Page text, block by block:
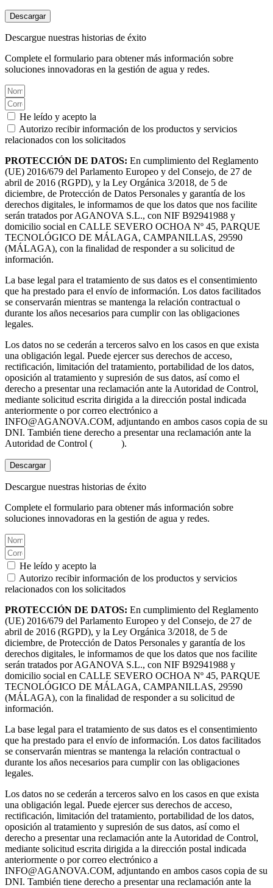
Descargar
Descargue nuestras historias de éxito
Complete el formulario para obtener más información sobre
soluciones innovadoras en la gestión de agua y redes.
He leído y acepto la
Autorizo recibir información de los productos y servicios
relacionados con los solicitados
PROTECCIÓN DE DATOS: En cumplimiento del Reglamento
(UE) 2016/679 del Parlamento Europeo y del Consejo, de 27 de
abril de 2016 (RGPD), y la Ley Orgánica 3/2018, de 5 de
diciembre, de Protección de Datos Personales y garantía de los
derechos digitales, le informamos de que los datos que nos facilite
serán tratados por AGANOVA S.L., con NIF B92941988 y
domicilio social en CALLE SEVERO OCHOA Nº 45, PARQUE
TECNOLÓGICO DE MÁLAGA, CAMPANILLAS, 29590
(MÁLAGA), con la finalidad de responder a su solicitud de
información.
La base legal para el tratamiento de sus datos es el consentimiento
que ha prestado para el envío de información. Los datos facilitados
se conservarán mientras se mantenga la relación contractual o
durante los años necesarios para cumplir con las obligaciones
legales.
Los datos no se cederán a terceros salvo en los casos en que exista
una obligación legal. Puede ejercer sus derechos de acceso,
rectificación, limitación del tratamiento, portabilidad de los datos,
oposición al tratamiento y supresión de sus datos, así como el
derecho a presentar una reclamación ante la Autoridad de Control,
mediante solicitud escrita dirigida a la dirección postal indicada
anteriormente o por correo electrónico a
INFO@AGANOVA.COM, adjuntando en ambos casos copia de su
DNI. También tiene derecho a presentar una reclamación ante la
Autoridad de Control (
).
Descargar
Descargue nuestras historias de éxito
Complete el formulario para obtener más información sobre
soluciones innovadoras en la gestión de agua y redes.
He leído y acepto la
Autorizo recibir información de los productos y servicios
relacionados con los solicitados
PROTECCIÓN DE DATOS: En cumplimiento del Reglamento
(UE) 2016/679 del Parlamento Europeo y del Consejo, de 27 de
abril de 2016 (RGPD), y la Ley Orgánica 3/2018, de 5 de
diciembre, de Protección de Datos Personales y garantía de los
derechos digitales, le informamos de que los datos que nos facilite
serán tratados por AGANOVA S.L., con NIF B92941988 y
domicilio social en CALLE SEVERO OCHOA Nº 45, PARQUE
TECNOLÓGICO DE MÁLAGA, CAMPANILLAS, 29590
(MÁLAGA), con la finalidad de responder a su solicitud de
información.
La base legal para el tratamiento de sus datos es el consentimiento
que ha prestado para el envío de información. Los datos facilitados
se conservarán mientras se mantenga la relación contractual o
durante los años necesarios para cumplir con las obligaciones
legales.
Los datos no se cederán a terceros salvo en los casos en que exista
una obligación legal. Puede ejercer sus derechos de acceso,
rectificación, limitación del tratamiento, portabilidad de los datos,
oposición al tratamiento y supresión de sus datos, así como el
derecho a presentar una reclamación ante la Autoridad de Control,
mediante solicitud escrita dirigida a la dirección postal indicada
anteriormente o por correo electrónico a
INFO@AGANOVA.COM, adjuntando en ambos casos copia de su
DNI. También tiene derecho a presentar una reclamación ante la